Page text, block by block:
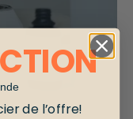
de l’offre!